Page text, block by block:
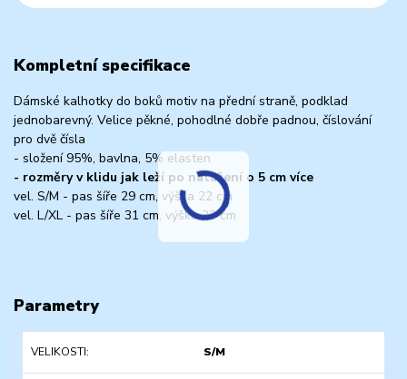
Kompletní specifikace
Dámské kalhotky do boků motiv na přední straně, podklad
jednobarevný. Velice pěkné, pohodlné dobře padnou, číslování
pro dvě čísla
- složení 95%, bavlna, 5% elasten
- rozměry v klidu jak leží po natažení o 5 cm více
vel. S/M - pas šíře 29 cm, výška 22 cm
vel. L/XL - pas šíře 31 cm, výška 23 cm
Parametry
VELIKOSTI S/M